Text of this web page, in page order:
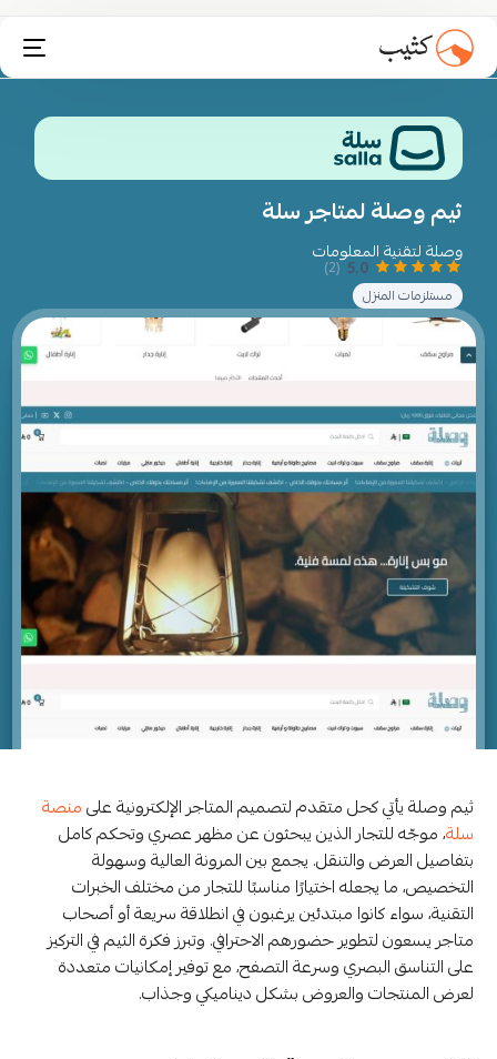
ثيم وصلة لمتاجر سلة
وصلة لتقنية المعلومات
5.0
(2)
مستلزمات المنزل
ثيم وصلة يأتي كحل متقدم لتصميم المتاجر الإلكترونية علىمنصة
سلة، موجّه للتجار الذين يبحثون عن مظهر عصري وتحكم كامل
بتفاصيل العرض والتنقل. يجمع بين المرونة العالية وسهولة
التخصيص، ما يجعله اختيارًا مناسبًا للتجار من مختلف الخبرات
التقنية، سواء كانوا مبتدئين يرغبون في انطلاقة سريعة أو أصحاب
متاجر يسعون لتطوير حضورهم الاحترافي. وتبرز فكرة الثيم في التركيز
على التناسق البصري وسرعة التصفح، مع توفير إمكانيات متعددة
لعرض المنتجات والعروض بشكل ديناميكي وجذاب.